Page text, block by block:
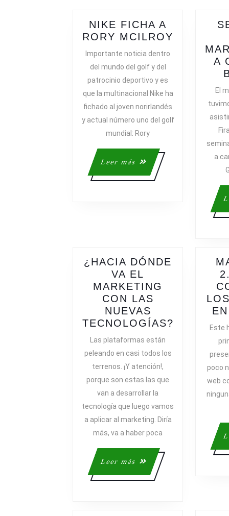
NIKE FICHA A
RORY MCILROY
FICHA
MCILROY
Importante noticia dentro
del mundo del golf y del
patrocinio deportivo y es
que la multinacional Nike ha
fichado al joven norirlandés
y actual número uno del golf
mundial: Rory
Leer más
Leer
más
A
El
a
¿HACIA DÓNDE
VA EL
MARKETING
CON LAS
NUEVAS
TECNOLOGÍAS? ¿HACIA
NUEVAS
Las plataformas están
peleando en casi todos los
terrenos. ¡Y atención!,
porque son estas las que
van a desarrollar la
tecnología que luego vamos
a aplicar al marketing. Diría
más, va a haber poca
Leer más
Leer
más
Este
poco
web